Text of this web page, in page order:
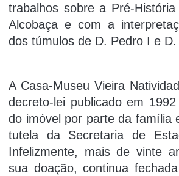
trabalhos sobre a Pré-
Alcobaça e com a
dos túmulos de D. Pedro I e
A Casa-Museu Vieira
decreto-lei publicado em
do imóvel por parte da família
tutela da Secretaria de
Infelizmente, mais de vinte
sua doação, continua